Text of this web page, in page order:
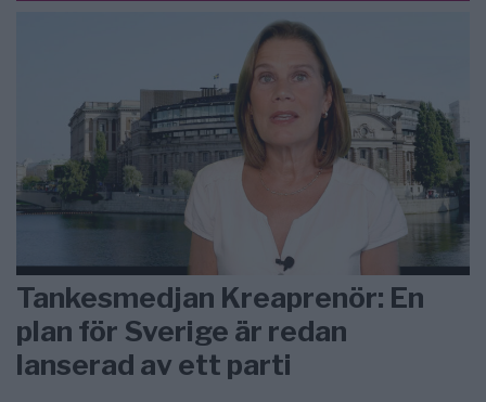
Tankesmedjan Kreaprenör: En
plan för Sverige är redan
lanserad av ett parti